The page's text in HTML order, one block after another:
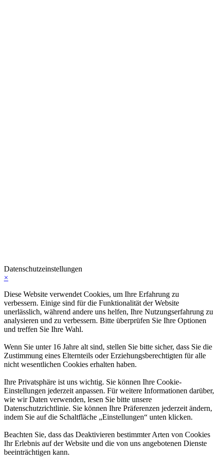
Datenschutzeinstellungen
×
Diese Website verwendet Cookies, um Ihre Erfahrung zu
verbessern. Einige sind für die Funktionalität der Website
unerlässlich, während andere uns helfen, Ihre Nutzungserfahrung zu
analysieren und zu verbessern. Bitte überprüfen Sie Ihre Optionen
und treffen Sie Ihre Wahl.
Wenn Sie unter 16 Jahre alt sind, stellen Sie bitte sicher, dass Sie die
Zustimmung eines Elternteils oder Erziehungsberechtigten für alle
nicht wesentlichen Cookies erhalten haben.
Ihre Privatsphäre ist uns wichtig. Sie können Ihre Cookie-
Einstellungen jederzeit anpassen. Für weitere Informationen darüber,
wie wir Daten verwenden, lesen Sie bitte unsere
Datenschutzrichtlinie. Sie können Ihre Präferenzen jederzeit ändern,
indem Sie auf die Schaltfläche „Einstellungen“ unten klicken.
Beachten Sie, dass das Deaktivieren bestimmter Arten von Cookies
Ihr Erlebnis auf der Website und die von uns angebotenen Dienste
beeinträchtigen kann.